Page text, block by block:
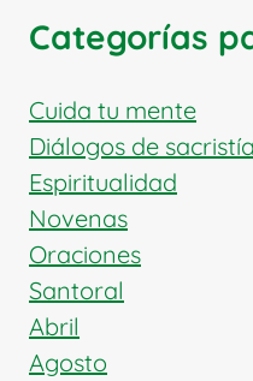
HISTORIA
Y
DOCTOR
DE
Categorías
Cuida tu mente
Diálogos de sacristía
Espiritualidad
Novenas
Oraciones
Santoral
Abril
Agosto